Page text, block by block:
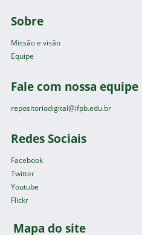
Sobre
Missão e visão
Equipe
Fale com nossa equipe
repositoriodigital@ifpb.edu.br
Redes Sociais
Facebook
Twitter
Youtube
Flickr
Mapa do site